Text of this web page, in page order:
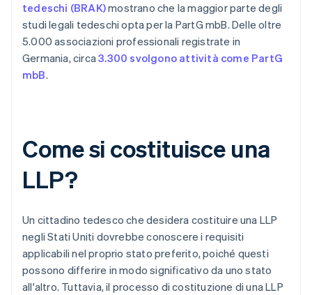
tedeschi (BRAK)mostrano che la maggior parte degli
studi legali tedeschi opta per la PartG mbB. Delle oltre
5.000 associazioni professionali registrate in
Germania, circa3.300 svolgono attività come PartG
mbB.
Come si costituisce una
LLP?
Un cittadino tedesco che desidera costituire una LLP
negli Stati Uniti dovrebbe conoscere i requisiti
applicabili nel proprio stato preferito, poiché questi
possono differire in modo significativo da uno stato
all'altro. Tuttavia, il processo di costituzione di una LLP